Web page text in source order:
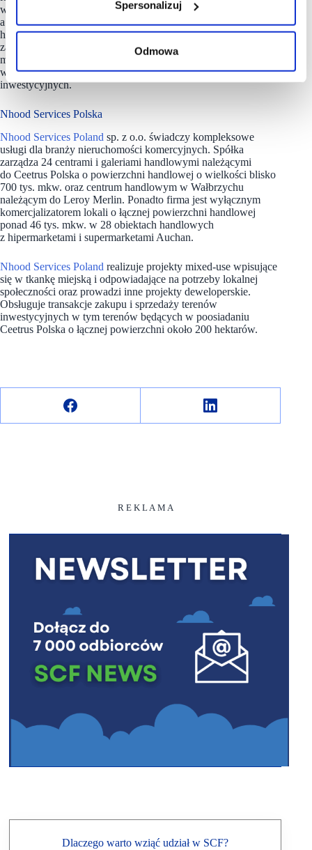
Spersonalizuj
Odmowa
w 28 obiektach handlowych należących do Auchan Retail,
a także świadczy swoje usługi komercjalizacyjne dla centrum
handlowego Blue City w Warszawie. Nhood Services Poland
zarządza realizacją między innymi innowacyjnych projektów
mixed-use w Warszawie i Góraszce oraz świadczy usługi
w zakresie transakcji zakupu i sprzedaży terenów
inwestycyjnych.
Nhood Services Polska
Nhood Services Poland sp. z o.o. świadczy kompleksowe
usługi dla branży nieruchomości komercyjnych. Spółka
zarządza 24 centrami i galeriami handlowymi należącymi
do Ceetrus Polska o powierzchni handlowej o wielkości blisko
700 tys. mkw. oraz centrum handlowym w Wałbrzychu
należącym do Leroy Merlin. Ponadto firma jest wyłącznym
komercjalizatorem lokali o łącznej powierzchni handlowej
ponad 46 tys. mkw. w 28 obiektach handlowych
z hipermarketami i supermarketami Auchan.
Nhood Services Poland realizuje projekty mixed-use wpisujące
się w tkankę miejską i odpowiadające na potrzeby lokalnej
społeczności oraz prowadzi inne projekty deweloperskie.
Obsługuje transakcje zakupu i sprzedaży terenów
inwestycyjnych w tym terenów będących w poosiadaniu
Ceetrus Polska o łącznej powierzchni około 200 hektarów.
R E K L A M A
Dlaczego warto wziąć udział w SCF?